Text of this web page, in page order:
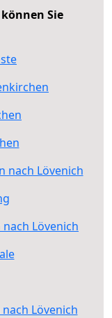
Sie
nach Lövenich
Lövenich
Lövenich